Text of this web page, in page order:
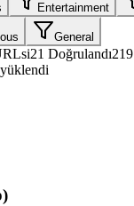
Entertainment
General
21 Doğrulandı219